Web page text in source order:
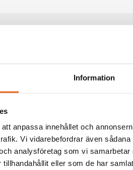
Information
anpassa innehållet och
Vi vidarebefordrar även
analysföretag som vi
eller som de har